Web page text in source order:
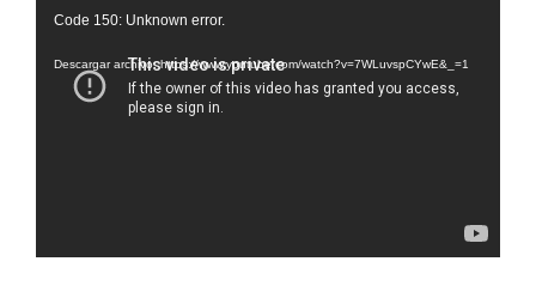
Reproductor
vídeo
Code 150: Unknown error.
Descargar archivo: https://www.youtube.com/watch?v=7WLuvspCYwE&_=1